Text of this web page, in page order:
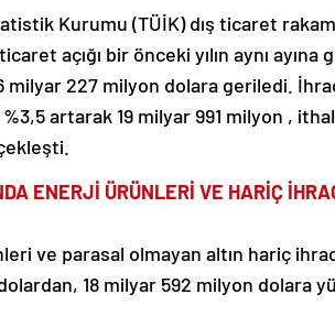
Kurumu (TÜİK) dış ticaret
açığı bir önceki yılın aynı
milyar 227 milyon dolara geriledi.
%3,5 artarak 19 milyar 991 milyon ,
ENERJİ ÜRÜNLERİ VE HARİÇ
ve parasal olmayan altın hariç
18 milyar 592 milyon dolara